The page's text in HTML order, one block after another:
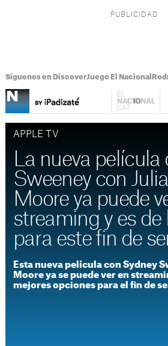
Síguenos en DiscoverJuego El Nacional
APPLE TV
La nueva película
Sweeney con
Moore ya puede
streaming y es de
para este fin de
Esta nueva película con Sydney
Moore ya se puede ver en
mejores opciones para el fin de